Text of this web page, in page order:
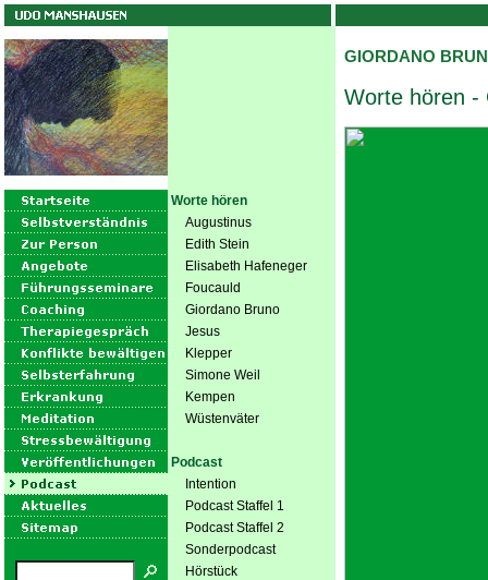
Worte hören
Augustinus
Edith Stein
Elisabeth Hafeneger
Foucauld
Giordano Bruno
Jesus
Klepper
Simone Weil
Kempen
Wüstenväter
Podcast
Intention
Podcast Staffel 1
Podcast Staffel 2
Sonderpodcast
Hörstück
GIORDANO
Worte hören -